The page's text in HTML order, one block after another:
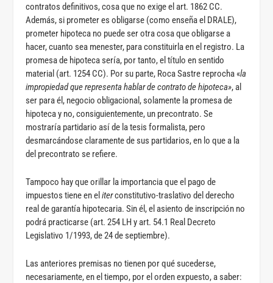
contratos definitivos, cosa que no exige el art. 1862 CC.
Además, si prometer es obligarse (como enseña el DRALE),
prometer hipoteca no puede ser otra cosa que obligarse a
hacer, cuanto sea menester, para constituirla en el registro. La
promesa de hipoteca sería, por tanto, el título en sentido
material (art. 1254 CC). Por su parte, Roca Sastre reprocha «la
impropiedad que representa hablar de contrato de hipoteca», al
ser para él, negocio obligacional, solamente la promesa de
hipoteca y no, consiguientemente, un precontrato. Se
mostraría partidario así de la tesis formalista, pero
desmarcándose claramente de sus partidarios, en lo que a la
del precontrato se refiere.
Tampoco hay que orillar la importancia que el pago de
impuestos tiene en eliterconstitutivo-traslativo del derecho
real de garantía hipotecaria. Sin él, el asiento de inscripción no
podrá practicarse (art. 254 LH y art. 54.1 Real Decreto
Legislativo 1/1993, de 24 de septiembre).
Las anteriores premisas no tienen por qué sucederse,
necesariamente, en el tiempo, por el orden expuesto, a saber: